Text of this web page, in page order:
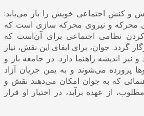
نقش و کنش اجتماعی خویش را باز می‌یابد:
محرکه و نیروی محرکه سازی است که
نظامی اجتماعی برای آن‌است که
گردد. جوان، برای ایفای این نقش، نیاز
نیز اندیشه راهنما دارد. در جامعه باز و
پرورده می‌شوند و به یمن جریان آزاد
که به جوان امکان می‌دهند نقش و
از عهده برآید، در اختیار او قرار